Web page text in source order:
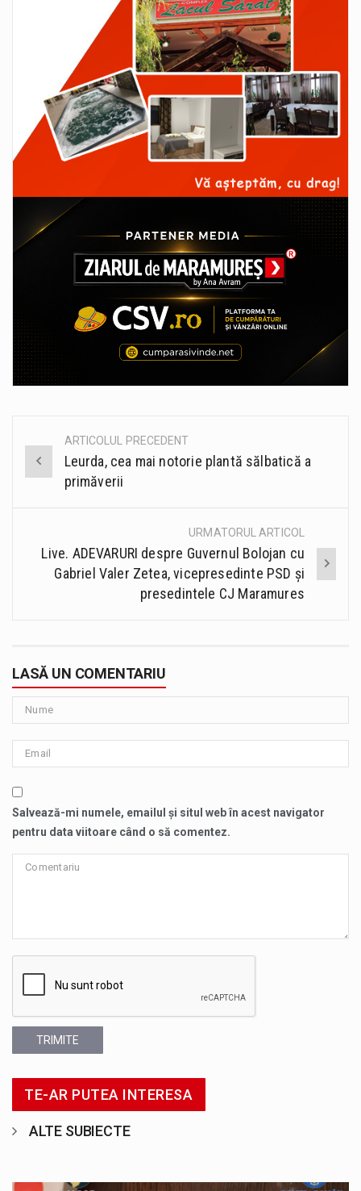
Post
navigation
ARTICOLUL PRECEDENT
Leurda, cea mai notorie plantă sălbatică a
primăverii
URMATORUL ARTICOL
Live. ADEVARURI despre Guvernul Bolojan cu
Gabriel Valer Zetea, vicepresedinte PSD și
presedintele CJ Maramures
LASĂ UN COMENTARIU
Salvează-mi numele, emailul și situl web în acest navigator
pentru data viitoare când o să comentez.
TRIMITE
TE-AR PUTEA INTERESA
ALTE SUBIECTE